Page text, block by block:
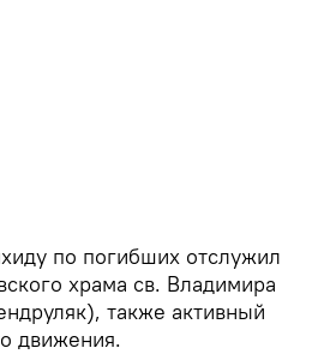
по погибших отслужил
храма св. Владимира
также активный
движения.